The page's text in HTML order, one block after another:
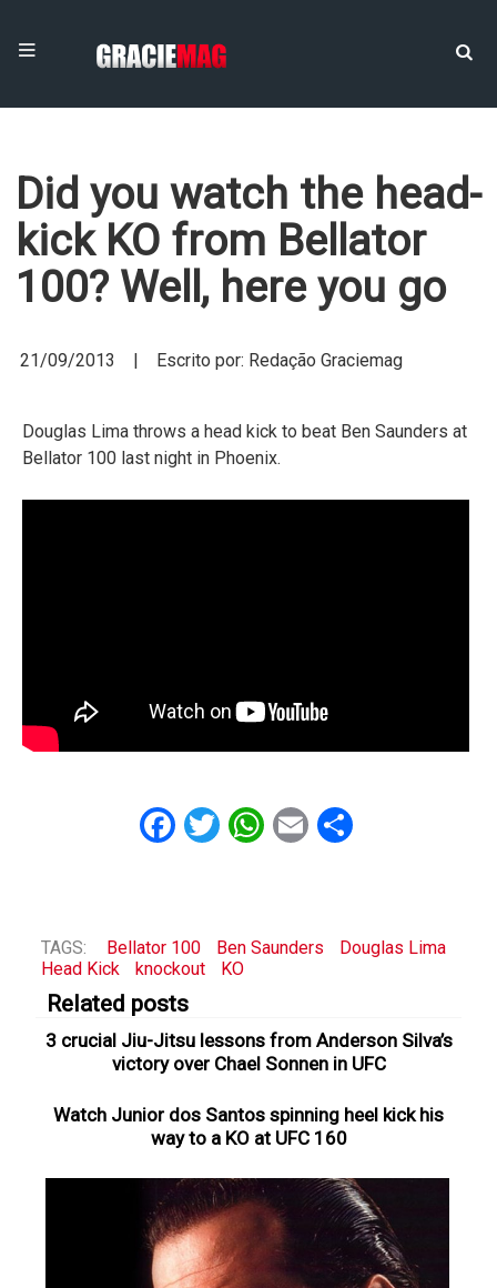
Did you watch the head-
kick KO from Bellator
100? Well, here you go
21/09/2013 | Escrito por: Redação Graciemag
Douglas Lima throws a head kick to beat Ben Saunders at
Bellator 100 last night in Phoenix.
Facebook
Twitter
WhatsApp
EmailShare
TAGS: Bellator 100 Ben Saunders
Douglas Lima
Head Kick
knockout KO
Related posts
3 crucial Jiu-Jitsu lessons from Anderson Silva’s
victory over Chael Sonnen in UFC
Watch Junior dos Santos spinning heel kick his
way to a KO at UFC 160